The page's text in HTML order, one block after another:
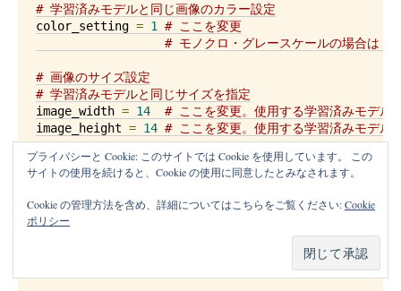
# 学習済みモデルと同じ画像のカラー設定
color_setting = 1
# ここを変更
# モノクロ・グレースケールの場合は「
# 画像のサイズ設定
# 学習済みモデルと同じサイズを指定
image_width = 14
# ここを変更。使用する学習済みモデル
image_height = 14 # ここを変更。使用する学習済みモデ
# 膨張処理の設定
#【横書き】大まかな文字領域の検出（ブロック検出）のため
block_horizontal_kernel_hight
# カーネルの横の幅
# 膨張処理回数
プライバシーと Cookie: このサイトでは Cookie を使用しています。 この
サイトの使用を続けると、Cookie の使用に同意したとみなされます。
Cookie の管理方法を含め、詳細についてはこちらをご覧ください:Cookie
ポリシー